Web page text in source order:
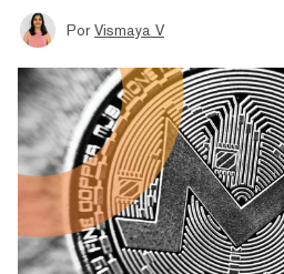
Por Vismaya V